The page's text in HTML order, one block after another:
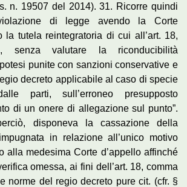
n. 19507 del 2014). 31. Ricorre quindi
di legge avendo la Corte
la tutela reintegratoria di cui all’art. 18,
senza valutare la riconducibilità
punite con sanzioni conservative e
decreto applicabile al caso di specie
parti, sull’erroneo presupposto
di un onere di allegazione sul punto”.
disponeva la cassazione della
in relazione all’unico motivo
alla medesima Corte d’appello affinché
omessa, ai fini dell’art. 18, comma
norme del regio decreto pure cit. (cfr. §